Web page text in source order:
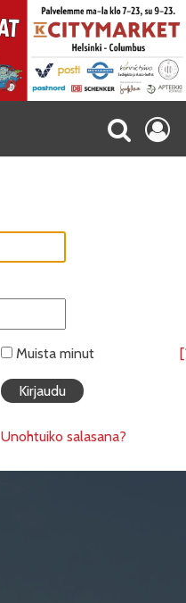
Muista minut
Unohtuiko salasana?